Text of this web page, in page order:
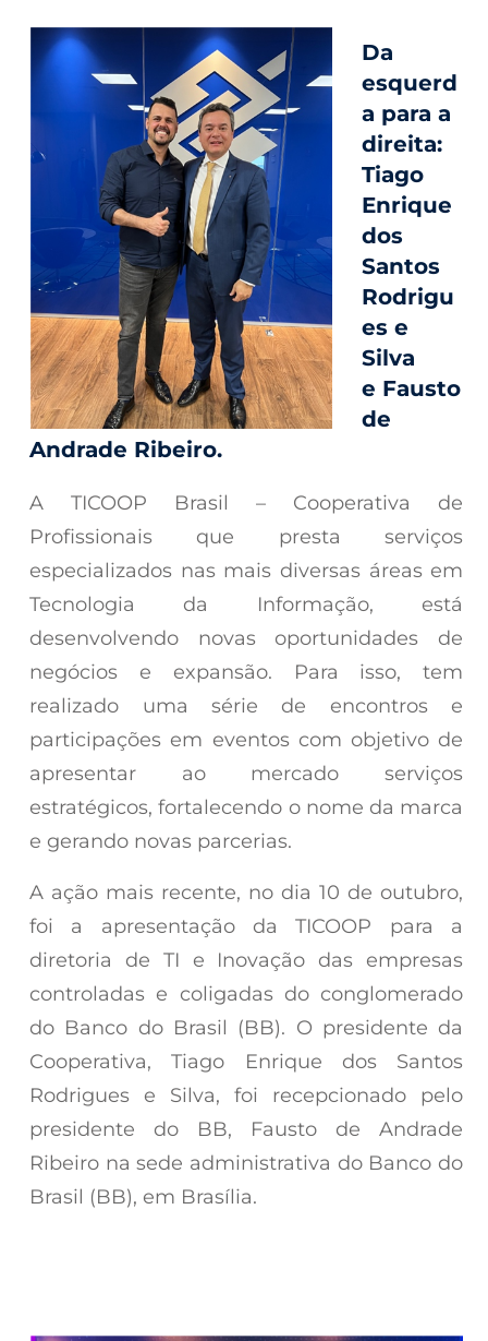
Da
esquerd
a para a
direita:
Tiago
Enrique
dos
Santos
Rodrigu
es e
Silva
e Fausto
de
Andrade Ribeiro.
A TICOOP Brasil – Cooperativa de
Profissionais que presta serviços
especializados nas mais diversas áreas em
Tecnologia da Informação, está
desenvolvendo novas oportunidades de
negócios e expansão. Para isso, tem
realizado uma série de encontros e
participações em eventos com objetivo de
apresentar ao mercado serviços
estratégicos, fortalecendo o nome da marca
e gerando novas parcerias.
A ação mais recente, no dia 10 de outubro,
foi a apresentação da TICOOP para a
diretoria de TI e Inovação das empresas
controladas e coligadas do conglomerado
do Banco do Brasil (BB). O presidente da
Cooperativa, Tiago Enrique dos Santos
Rodrigues e Silva, foi recepcionado pelo
presidente do BB, Fausto de Andrade
Ribeiro na sede administrativa do Banco do
Brasil (BB), em Brasília.